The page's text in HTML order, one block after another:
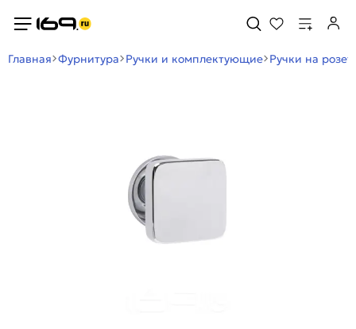
Главная Фурнитура Ручки и комплектующие Ручки на